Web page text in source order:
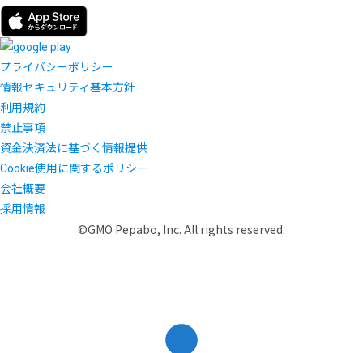
プライバシーポリシー
情報セキュリティ基本方針
利用規約
禁止事項
資金決済法に基づく情報提供
Cookie使用に関するポリシー
会社概要
採用情報
©GMO Pepabo, Inc. All rights reserved.